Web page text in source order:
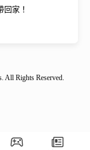
回家！
All Rights Reserved.